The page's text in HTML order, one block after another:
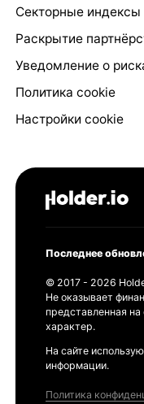
Секторные индексы
Раскрытие
Уведомление о
Политика cookie
Настройки cookie
Последнее
© 2017 - 2026
Не оказывает
представленная на
характер.
На сайте
информации.
Политика